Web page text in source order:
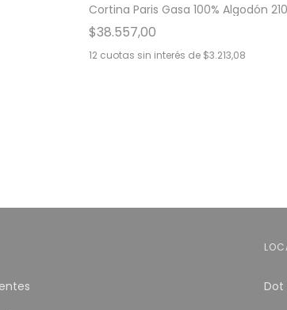
Cortina Paris Gasa 100% Algodón
$38.557,00
12 cuotas sin interés de $3.213,08
Dot